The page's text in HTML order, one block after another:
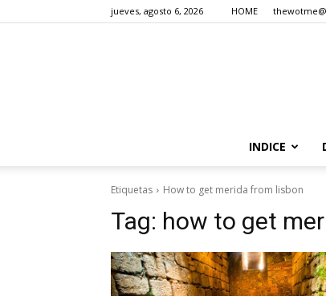
jueves, agosto 6, 2026 HOME
INDICE
Etiquetas How to get merida from lisbon
Tag: how to get